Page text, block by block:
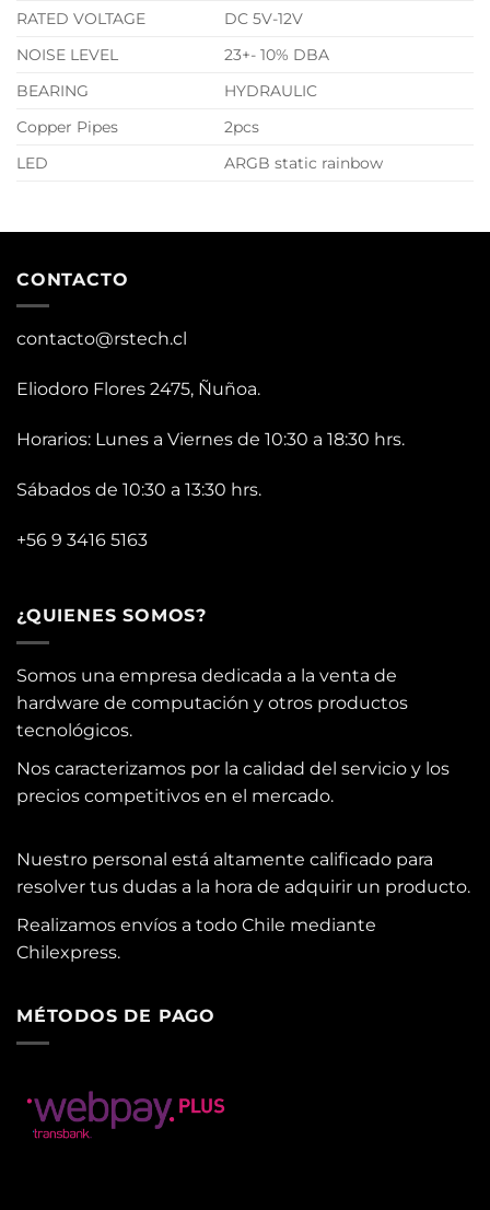
RATED VOLTAGE
DC 5V-12V
NOISE LEVEL
23+- 10% DBA
BEARING
HYDRAULIC
Copper Pipes
2pcs
LED
ARGB static rainbow
CONTACTO
contacto@rstech.cl
Eliodoro Flores 2475, Ñuñoa.
Horarios: Lunes a Viernes de 10:30 a 18:30 hrs.
Sábados de 10:30 a 13:30 hrs.
+56 9 3416 5163
¿QUIENES SOMOS?
Somos una empresa dedicada a la venta de
hardware de computación y otros productos
tecnológicos.
Nos caracterizamos por la calidad del servicio y los
precios competitivos en el mercado.
Nuestro personal está altamente calificado para
resolver tus dudas a la hora de adquirir un producto.
Realizamos envíos a todo Chile mediante
Chilexpress.
MÉTODOS DE PAGO